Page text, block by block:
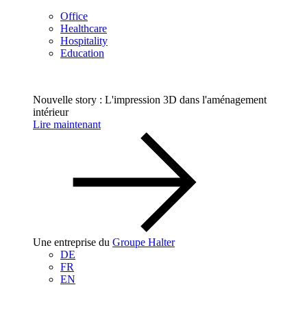
Office
Healthcare
Hospitality
Education
Nouvelle story : L'impression 3D dans l'aménagement
intérieur
Lire maintenant
Une entreprise du Groupe Halter
DE
FR
EN